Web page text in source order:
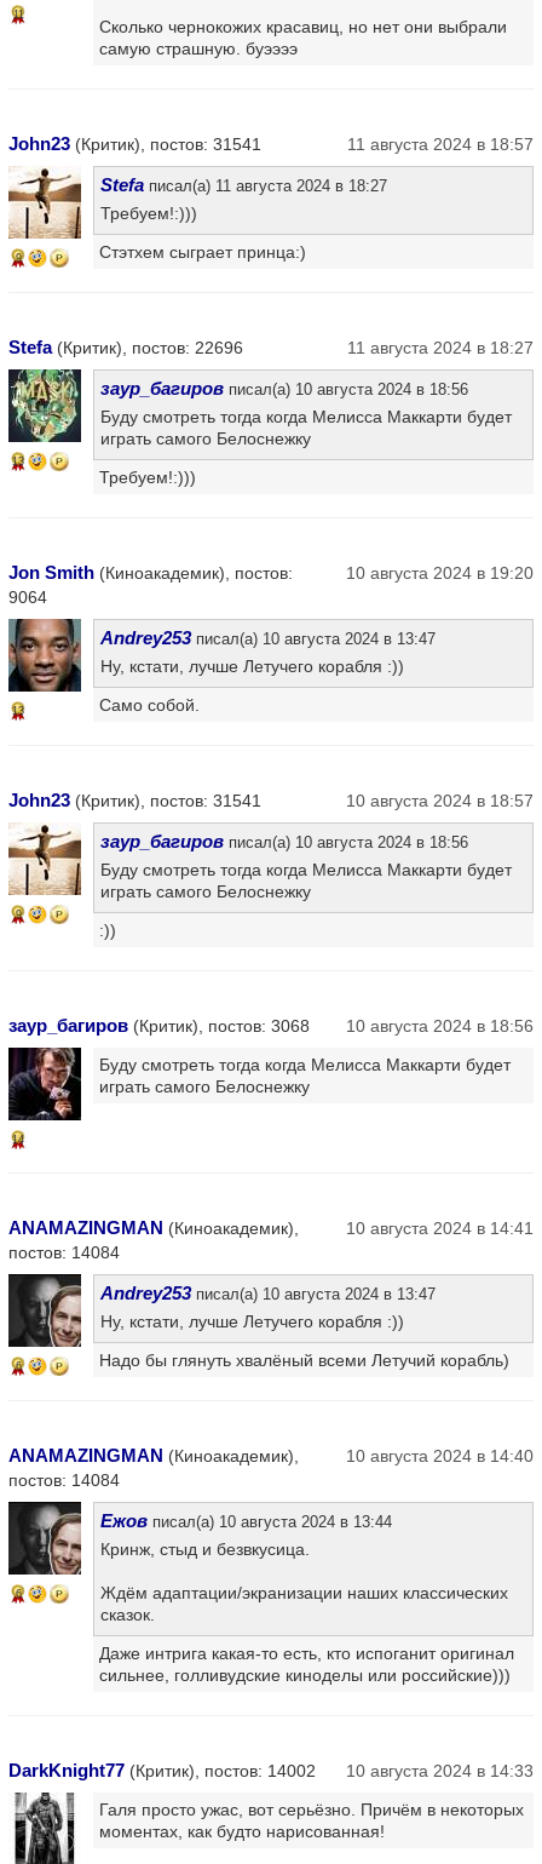
11
Сколько чернокожих красавиц, но нет они выбрали
самую страшную. буээээ
John23 (Критик), постов: 31541 11 августа 2024 в 18:57
9
Stefa писал(а) 11 августа 2024 в 18:27
Требуем!:)))
Стэтхем сыграет принца:)
Stefa(Критик), постов: 22696 11 августа 2024 в 18:27
13
заур_багиров писал(а) 10 августа 2024 в 18:56
Буду смотреть тогда когда Мелисса Маккарти будет
играть самого Белоснежку
Требуем!:)))
Jon Smith (Киноакадемик), постов:
9064
10 августа 2024 в 19:20
13
Andrey253писал(а) 10 августа 2024 в 13:47
Ну, кстати, лучше Летучего корабля :))
Само собой.
John23 (Критик), постов: 31541 10 августа 2024 в 18:57
9
заур_багиров писал(а) 10 августа 2024 в 18:56
Буду смотреть тогда когда Мелисса Маккарти будет
играть самого Белоснежку
:))
заур_багиров (Критик), постов: 3068 10 августа 2024 в 18:56
14
Буду смотреть тогда когда Мелисса Маккарти будет
играть самого Белоснежку
ANAMAZINGMAN (Киноакадемик),
постов: 14084
10 августа 2024 в 14:41
6
Andrey253писал(а) 10 августа 2024 в 13:47
Ну, кстати, лучше Летучего корабля :))
Надо бы глянуть хвалёный всеми Летучий корабль)
ANAMAZINGMAN (Киноакадемик),
постов: 14084
10 августа 2024 в 14:40
6
Ежов писал(а) 10 августа 2024 в 13:44
Кринж, стыд и безвкусица.
Ждём адаптации/экранизации наших классических
сказок.
Даже интрига какая-то есть, кто испоганит оригинал
сильнее, голливудские киноделы или российские)))
DarkKnight77 (Критик), постов: 14002 10 августа 2024 в 14:33
Галя просто ужас, вот серьёзно. Причём в некоторых
моментах, как будто нарисованная!